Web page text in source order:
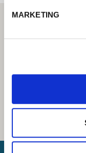
MARKETING